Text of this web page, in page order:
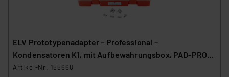
ELV Prototypenadapter – Professional –
Kondensatoren K1, mit Aufbewahrungsbox, PAD-PRO-
K1, 265 Teile
Artikel-Nr. 155668